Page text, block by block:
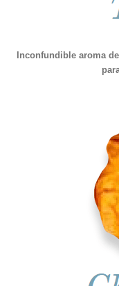
Inconfundible aroma